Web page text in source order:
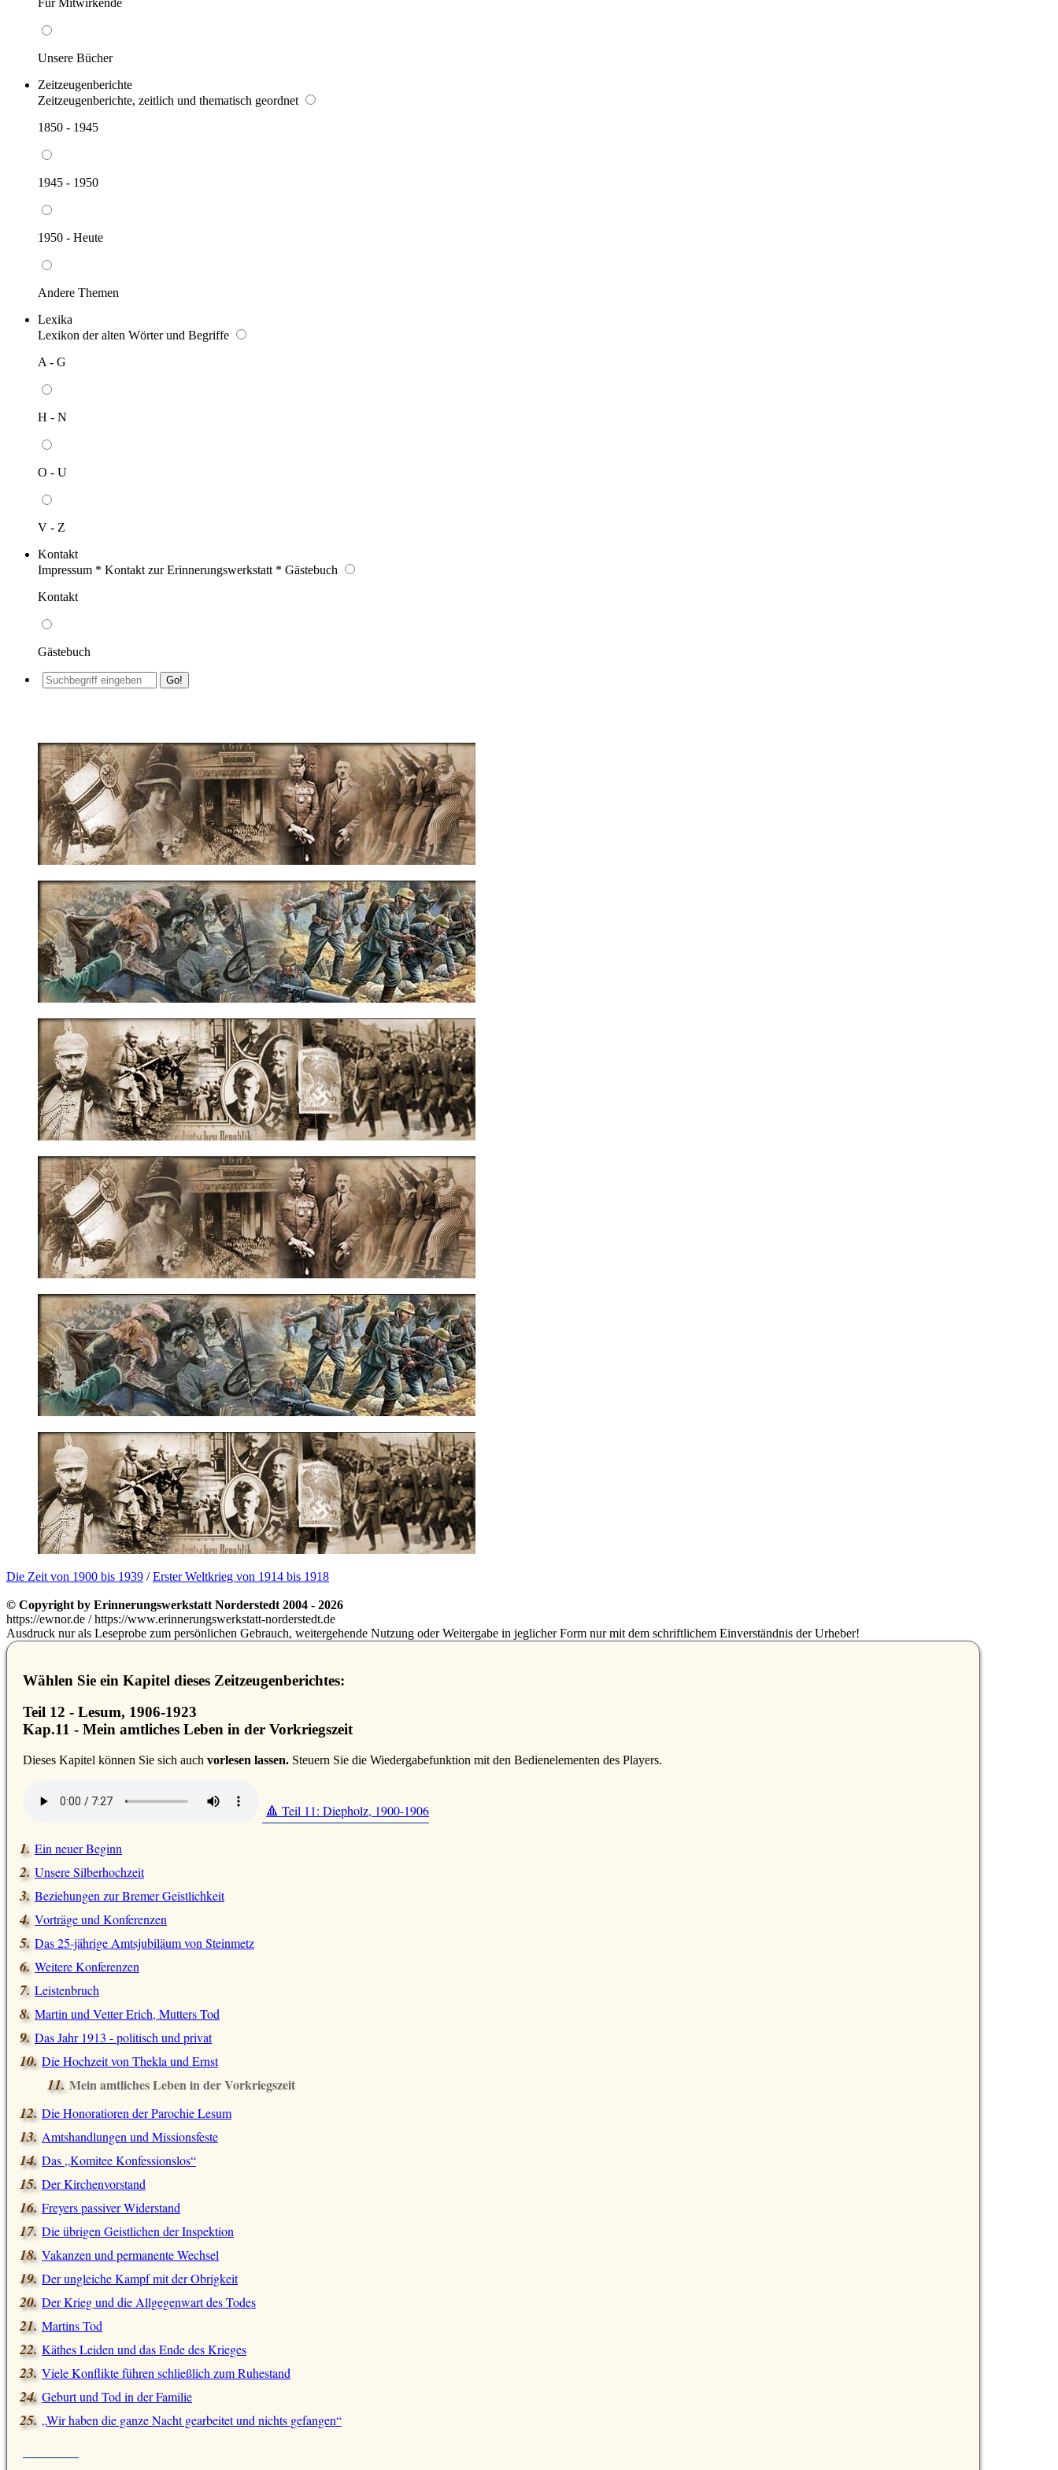
Für Mitwirkende
Unsere Bücher
Zeitzeugenberichte
Zeitzeugenberichte, zeitlich und thematisch geordnet
1850 - 1945
1945 - 1950
1950 - Heute
Andere Themen
Lexika
Lexikon der alten Wörter und Begriffe
A - G
H - N
O - U
V - Z
Kontakt
Impressum * Kontakt zur Erinnerungswerkstatt * Gästebuch
Kontakt
Gästebuch
Die Zeit von 1900 bis 1939 /Erster Weltkrieg von 1914 bis 1918
© Copyright by Erinnerungswerkstatt Norderstedt 2004 - 2026
https://ewnor.de / https://www.erinnerungswerkstatt-norderstedt.de
Ausdruck nur als Leseprobe zum persönlichen Gebrauch, weitergehende Nutzung oder Weitergabe in jeglicher Form nur mit dem schriftlichem Einverständnis der Urheber!
Wählen Sie ein Kapitel dieses Zeitzeugenberichtes:
Teil 12 - Lesum, 1906-1923
Kap.11 - Mein amtliches Leben in der Vorkriegszeit
Dieses Kapitel können Sie sich auch vorlesen lassen. Steuern Sie die Wiedergabefunktion mit den Bedienelementen des Players.
🔺 Teil 11: Diepholz, 1900-1906
Ein neuer Beginn
Unsere Silberhochzeit
Beziehungen zur Bremer Geistlichkeit
Vorträge und Konferenzen
Das 25-jährige Amtsjubiläum von Steinmetz
Weitere Konferenzen
Leistenbruch
Martin und Vetter Erich, Mutters Tod
Das Jahr 1913 - politisch und privat
Die Hochzeit von Thekla und Ernst
Mein amtliches Leben in der Vorkriegszeit
Die Honoratioren der Parochie Lesum
Amtshandlungen und Missionsfeste
Das Komitee Konfessionslos
Der Kirchenvorstand
Freyers passiver Widerstand
Die übrigen Geistlichen der Inspektion
Vakanzen und permanente Wechsel
Der ungleiche Kampf mit der Obrigkeit
Der Krieg und die Allgegenwart des Todes
Martins Tod
Käthes Leiden und das Ende des Krieges
Viele Konflikte führen schließlich zum Ruhestand
Geburt und Tod in der Familie
Wir haben die ganze Nacht gearbeitet und nichts gefangen